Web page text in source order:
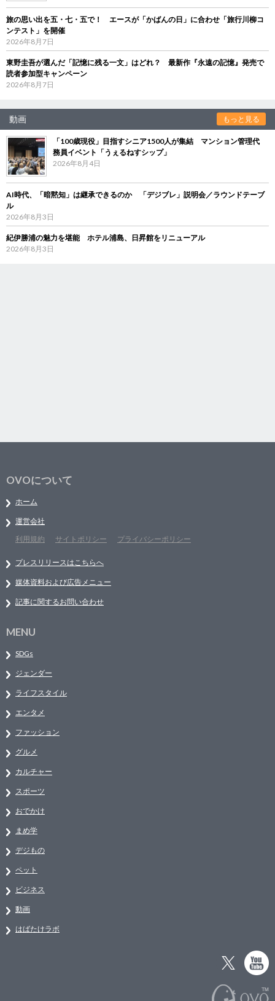
旅の思い出を五・七・五で！ エースが「かばんの日」に合わせ「旅行川柳コ
ンテスト」を開催
2026年8月7日
東野圭吾が選んだ「記憶に残る一文」はどれ？ 最新作『永遠の記憶』発売で
読者参加型キャンペーン
2026年8月7日
動画 もっと見る
「100歳現役」目指すシニア1500人が集結 マンション管理代
務員イベント「うぇるねすシップ」
2026年8月4日
AI時代、「暗黙知」は継承できるのか 「デジブレ」説明会／ラウンドテーブ
ル
2026年8月3日
紀伊勝浦の魅力を堪能 ホテル浦島、日昇館をリニューアル
2026年8月3日
OVOについて
ホーム
運営会社
利用規約
サイトポリシー プライバシーポリシー
プレスリリースはこちらへ
媒体資料および広告メニュー
記事に関するお問い合わせ
MENU
SDGs
ジェンダー
ライフスタイル
エンタメ
ファッション
グルメ
カルチャー
スポーツ
おでかけ
まめ学
デジもの
ペット
ビジネス
動画
はばたけラボ